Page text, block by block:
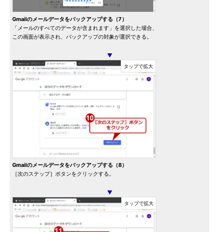
Gmailのメールデータをバックアップする（7）
「メールのすべてのデータが含まれます」を選択した場合、
この画面が表示され、バックアップの対象が選択できる。
▼
Gmailのメールデータをバックアップする（8）
［次のステップ］ボタンをクリックする。
▼